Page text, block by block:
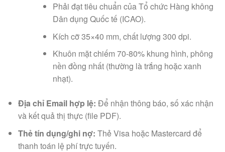
Phải đạt tiêu chuẩn của Tổ chức Hàng không
Dân dụng Quốc tế (ICAO).
Kích cỡ 35×40 mm, chất lượng 300 dpi.
Khuôn mặt chiếm 70-80% khung hình, phông
nền đồng nhất (thường là trắng hoặc xanh
nhạt).
Địa chỉ Email hợp lệ: Để nhận thông báo, số xác nhận
và kết quả thị thực (file PDF).
Thẻ tín dụng/ghi nợ: Thẻ Visa hoặc Mastercard để
thanh toán lệ phí trực tuyến.